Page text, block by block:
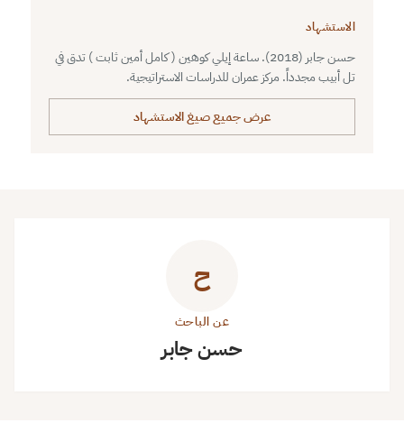
الاستشهاد
حسن جابر (2018). ساعة إيلي كوهين ( كامل أمين ثابت ) تدق في
تل أبيب مجدداً. مركز عمران للدراسات الاستراتيجية.
عرض جميع صيغ الاستشهاد
ح
عن الباحث
حسن جابر